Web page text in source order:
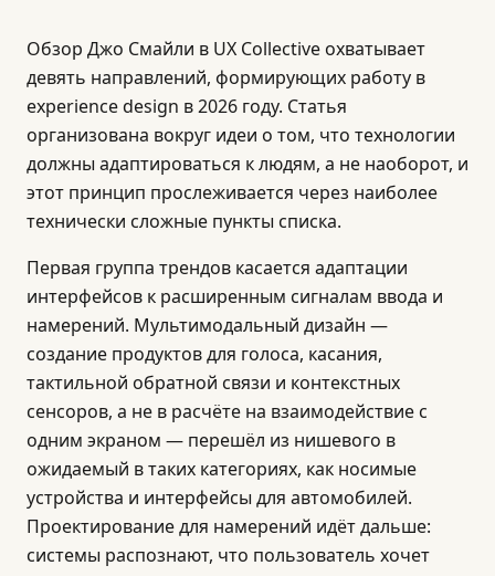
Обзор Джо Смайли в UX Collective охватывает
девять направлений, формирующих работу в
experience design в 2026 году. Статья
организована вокруг идеи о том, что технологии
должны адаптироваться к людям, а не наоборот, и
этот принцип прослеживается через наиболее
технически сложные пункты списка.
Первая группа трендов касается адаптации
интерфейсов к расширенным сигналам ввода и
намерений. Мультимодальный дизайн —
создание продуктов для голоса, касания,
тактильной обратной связи и контекстных
сенсоров, а не в расчёте на взаимодействие с
одним экраном — перешёл из нишевого в
ожидаемый в таких категориях, как носимые
устройства и интерфейсы для автомобилей.
Проектирование для намерений идёт дальше:
системы распознают, что пользователь хочет